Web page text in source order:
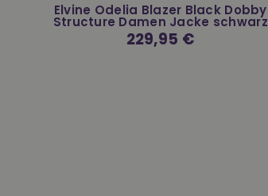
Elvine Odelia Blazer Black Dobby
Structure Damen Jacke schwarz
Normaler
Preis
229,95 €